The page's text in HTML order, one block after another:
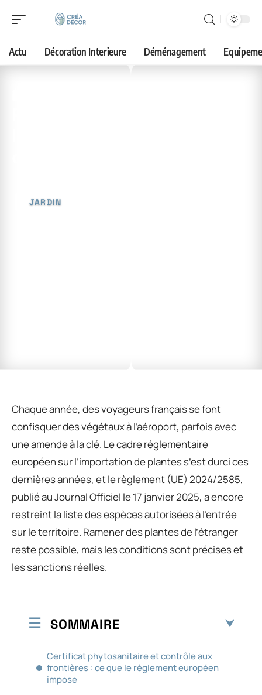
Actu Décoration Interieure Déménagement
JARDIN
Chaque année, des voyageurs français se font
confisquer des végétaux à l’aéroport, parfois avec
une amende à la clé. Le cadre réglementaire
européen sur l’importation de plantes s’est durci ces
dernières années, et le règlement (UE) 2024/2585,
publié au Journal Officiel le 17 janvier 2025, a encore
restreint la liste des espèces autorisées à l’entrée
sur le territoire. Ramener des plantes de l’étranger
reste possible, mais les conditions sont précises et
les sanctions réelles.
SOMMAIRE
Certificat phytosanitaire et contrôle aux
frontières : ce que le règlement européen
impose